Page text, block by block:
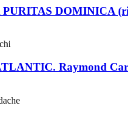
PURITAS DOMINICA
Raymond